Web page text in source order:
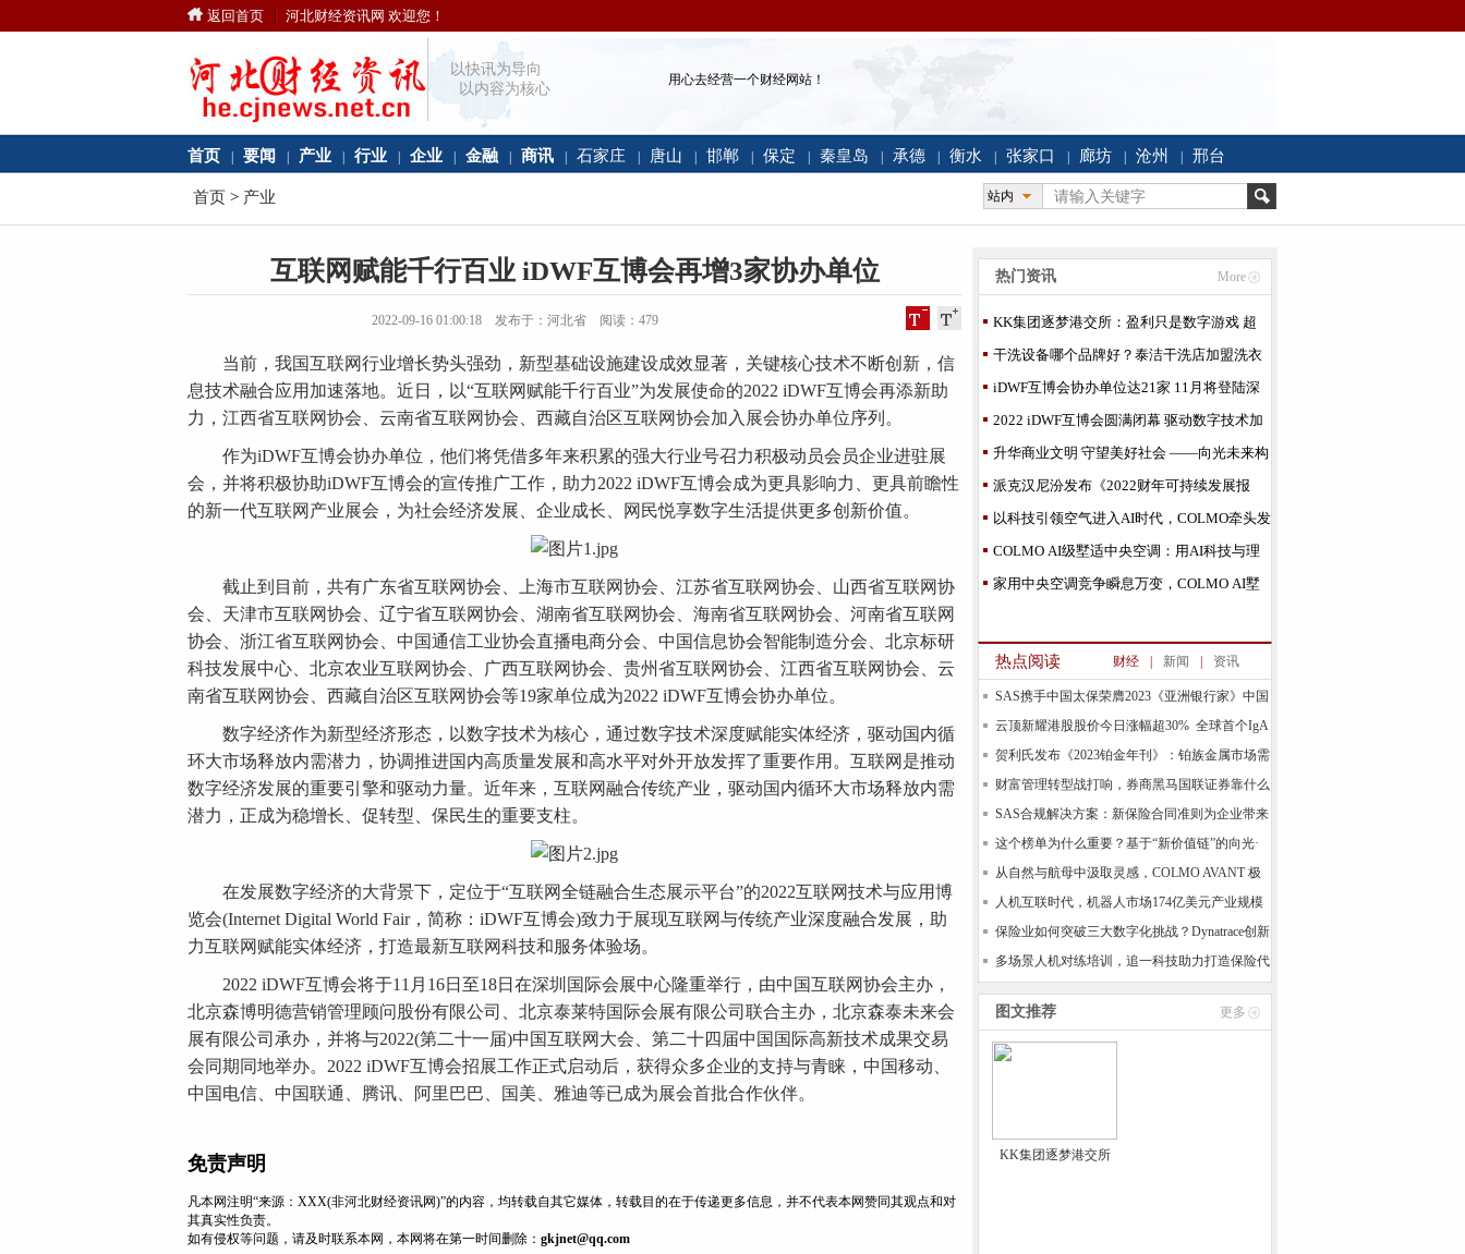
返回首页 河北财经资讯网 欢迎您！
以快讯为导向
以内容为核心
用心去经营一个财经网站！
首页 要闻 产业 行业 企业 金融 商讯 石家庄 唐山 邯郸 保定 秦皇岛 承德 衡水 张家口 廊坊 沧州 邢台
首页 > 产业 站内
互联网赋能千行百业 iDWF互博会再增3家协办单位
2022-09-16 01:00:18 发布于：河北省 阅读： 479
当前，我国互联网行业增长势头强劲，新型基础设施建设成效显著，关键核心技术不断创新，信
息技术融合应用加速落地。近日，以“互联网赋能千行百业”为发展使命的2022 iDWF互博会再添新助
力，江西省互联网协会、云南省互联网协会、西藏自治区互联网协会加入展会协办单位序列。
作为iDWF互博会协办单位，他们将凭借多年来积累的强大行业号召力积极动员会员企业进驻展
会，并将积极协助iDWF互博会的宣传推广工作，助力2022 iDWF互博会成为更具影响力、更具前瞻性
的新一代互联网产业展会，为社会经济发展、企业成长、网民悦享数字生活提供更多创新价值。
截止到目前，共有广东省互联网协会、上海市互联网协会、江苏省互联网协会、山西省互联网协
会、天津市互联网协会、辽宁省互联网协会、湖南省互联网协会、海南省互联网协会、河南省互联网
协会、浙江省互联网协会、中国通信工业协会直播电商分会、中国信息协会智能制造分会、北京标研
科技发展中心、北京农业互联网协会、广西互联网协会、贵州省互联网协会、江西省互联网协会、云
南省互联网协会、西藏自治区互联网协会等19家单位成为2022 iDWF互博会协办单位。
数字经济作为新型经济形态，以数字技术为核心，通过数字技术深度赋能实体经济，驱动国内循
环大市场释放内需潜力，协调推进国内高质量发展和高水平对外开放发挥了重要作用。互联网是推动
数字经济发展的重要引擎和驱动力量。近年来，互联网融合传统产业，驱动国内循环大市场释放内需
潜力，正成为稳增长、促转型、保民生的重要支柱。
在发展数字经济的大背景下，定位于“互联网全链融合生态展示平台”的2022互联网技术与应用博
览会(Internet Digital World Fair，简称：iDWF互博会)致力于展现互联网与传统产业深度融合发展，助
力互联网赋能实体经济，打造最新互联网科技和服务体验场。
2022 iDWF互博会将于11月16日至18日在深圳国际会展中心隆重举行，由中国互联网协会主办，
北京森博明德营销管理顾问股份有限公司、北京泰莱特国际会展有限公司联合主办，北京森泰未来会
展有限公司承办，并将与2022(第二十一届)中国互联网大会、第二十四届中国国际高新技术成果交易
会同期同地举办。2022 iDWF互博会招展工作正式启动后，获得众多企业的支持与青睐，中国移动、
中国电信、中国联通、腾讯、阿里巴巴、国美、雅迪等已成为展会首批合作伙伴。
免责声明
凡本网注明“来源：XXX(非河北财经资讯网)”的内容，均转载自其它媒体，转载目的在于传递更多信息，并不代表本网赞同其观点和对
其真实性负责。
如有侵权等问题，请及时联系本网，本网将在第一时间删除： gkjnet@qq.com
热门资讯 More
KK集团逐梦港交所：盈利只是数字游戏 超
50%加盟门店转自
干洗设备哪个品牌好？泰洁干洗店加盟洗衣
设备自产自销
iDWF互博会协办单位达21家 11月将登陆深
圳
2022 iDWF互博会圆满闭幕 驱动数字技术加
速融合实体
升华商业文明 守望美好社会 ——向光未来构
建中国特色
派克汉尼汾发布《2022财年可持续发展报
告》
以科技引领空气进入AI时代，COLMO牵头发
布全国首个AI家
COLMO AI级墅适中央空调：用AI科技与理
性美学开启高端
家用中央空调竞争瞬息万变，COLMO AI墅
热点阅读 财经 新闻 资讯
SAS携手中国太保荣膺2023《亚洲银行家》中国
合规
云顶新耀港股股价今日涨幅超30% 全球首个IgA
肾
贺利氏发布《2023铂金年刊》：铂族金属市场需
求预计
财富管理转型战打响，券商黑马国联证券靠什么
领跑基
SAS合规解决方案：新保险合同准则为企业带来
新的机
这个榜单为什么重要？基于“新价值链”的向光·
易善
从自然与航母中汲取灵感，COLMO AVANT 极
境空调自由
人机互联时代，机器人市场174亿美元产业规模
背后的
保险业如何突破三大数字化挑战？Dynatrace创新
技术
多场景人机对练培训，追一科技助力打造保险代
理培训
图文推荐 更多
KK集团逐梦港交所